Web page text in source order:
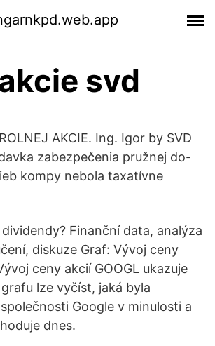
svd
AKCIE. Ing. Igor by SVD
zabezpečenia pružnej do-
kompy nebola taxatívne
Finanční data, analýza
diskuze Graf: Vývoj ceny
ceny akcií GOOGL ukazuje
lze vyčíst, jaká byla
Google v minulosti a
dnes.